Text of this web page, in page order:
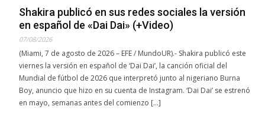
Shakira publicó en sus redes sociales la versión
en español de «Dai Dai» (+Video)
07/08/2026
(Miami, 7 de agosto de 2026 – EFE / MundoUR).- Shakira publicó este
viernes la versión en español de ‘Dai Dai’, la canción oficial del
Mundial de fútbol de 2026 que interpretó junto al nigeriano Burna
Boy, anuncio que hizo en su cuenta de Instagram. ‘Dai Dai’ se estrenó
en mayo, semanas antes del comienzo […]